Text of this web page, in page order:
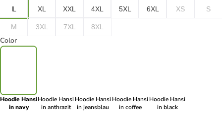
L XL XXL 4XL 5XL 6XL XS S
M 3XL 7XL 8XL
Color
Hoodie Hansi
in navy
Hoodie Hansi
in anthrazit
Hoodie Hansi
in jeansblau
Hoodie Hansi
in coffee
Hoodie Hansi
in black